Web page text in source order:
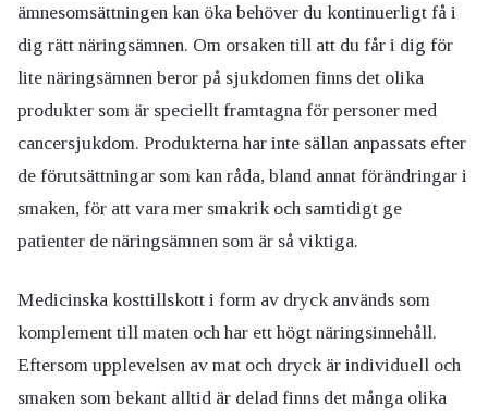
ämnesomsättningen kan öka behöver du kontinuerligt få i
dig rätt näringsämnen. Om orsaken till att du får i dig för
lite näringsämnen beror på sjukdomen finns det olika
produkter som är speciellt framtagna för personer med
cancersjukdom. Produkterna har inte sällan anpassats efter
de förutsättningar som kan råda, bland annat förändringar i
smaken, för att vara mer smakrik och samtidigt ge
patienter de näringsämnen som är så viktiga.
Medicinska kosttillskott i form av dryck används som
komplement till maten och har ett högt näringsinnehåll.
Eftersom upplevelsen av mat och dryck är individuell och
smaken som bekant alltid är delad finns det många olika